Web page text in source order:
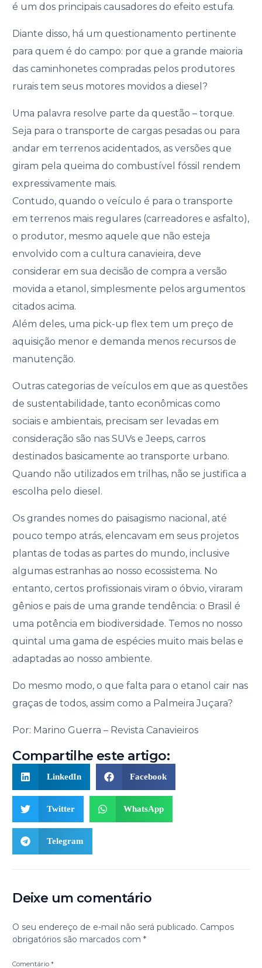
é um dos principais causadores do efeito estufa.
Diante disso, há um questionamento pertinente
para quem é do campo: por que a grande maioria
das caminhonetes compradas pelos produtores
rurais tem seus motores movidos a diesel?
Uma palavra resolve parte da questão – torque.
Seja para o transporte de cargas pesadas ou para
andar em terrenos acidentados, as versões que
giram pela queima do combustível fóssil rendem
expressivamente mais.
Contudo, quando o veículo é para o transporte
em terrenos mais regulares (carreadores e asfalto),
o produtor, mesmo aquele que não esteja
envolvido com a cultura canavieira, deve
considerar em sua decisão de compra a versão
movida a etanol, simplesmente pelos argumentos
citados acima.
Além deles, uma pick-up flex tem um preço de
aquisição menor e demanda menos recursos de
manutenção.
Outras categorias de veículos em que as questões
de sustentabilidade, tanto econômicas como
sociais e ambientais, precisam ser levadas em
consideração são nas SUVs e Jeeps, carros
destinados basicamente ao transporte urbano.
Quando não utilizados em trilhas, não se justifica a
escolha pelo diesel.
Os grandes nomes do paisagismo nacional, até
pouco tempo atrás, elencavam em seus projetos
plantas de todas as partes do mundo, inclusive
algumas estranhas ao nosso ecossistema. No
entanto, certos profissionais viram o óbvio, viraram
gênios e pais de uma grande tendência: o Brasil é
uma potência em biodiversidade. Temos no nosso
quintal uma gama de espécies muito mais belas e
adaptadas ao nosso ambiente.
Do mesmo modo, o que falta para o etanol cair nas
graças de todos, assim como a Palmeira Juçara?
Por: Marino Guerra – Revista Canavieiros
Compartilhe este artigo:
LinkedIn Facebook
Twitter WhatsApp
Telegram
Deixe um comentário
O seu endereço de e-mail não será publicado. Campos
obrigatórios são marcados com*
Comentário*